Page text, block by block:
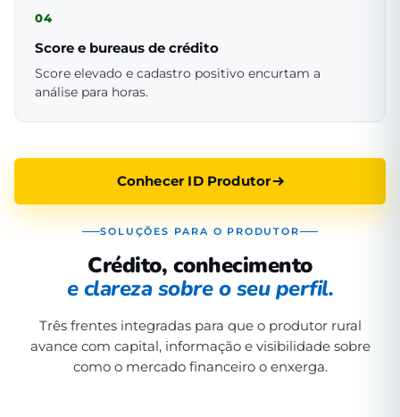
04
Score e bureaus de crédito
Score elevado e cadastro positivo encurtam a
análise para horas.
Conhecer ID Produtor
SOLUÇÕES PARA O PRODUTOR
Crédito, conhecimento
e clareza sobre o seu perfil.
Três frentes integradas para que o produtor rural
avance com capital, informação e visibilidade sobre
como o mercado financeiro o enxerga.